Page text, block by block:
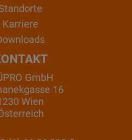
Karriere
GmbH
16
Wien